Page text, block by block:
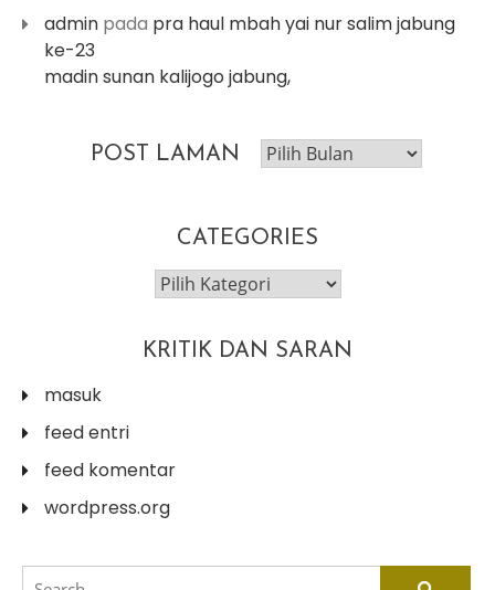
admin pada pra haul mbah yai nur salim jabung
ke-23
madin sunan kalijogo jabung,
POST LAMAN
post
laman
CATEGORIES
categories
KRITIK DAN SARAN
masuk
feed entri
feed komentar
wordpress.org
search